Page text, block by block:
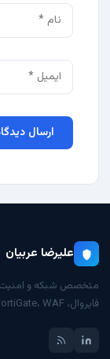
علیرضا عربیان
متخصص شبکه و امنیت
فایروال، FortiGate، WAF و سخت‌سازی زیرساخت.